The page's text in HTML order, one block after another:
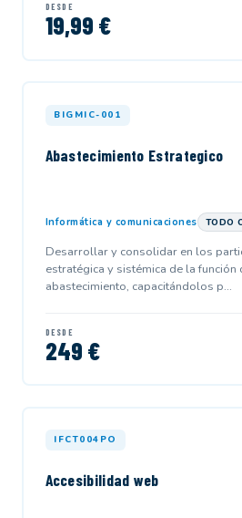
DESDE
19,99 €
BIGMIC-001
Abastecimiento Estrategico
Informática y comunicaciones TODO
Desarrollar y consolidar en los
estratégica y sistémica de la función
abastecimiento, capacitándolos p...
DESDE
249 €
IFCT004PO
Accesibilidad web